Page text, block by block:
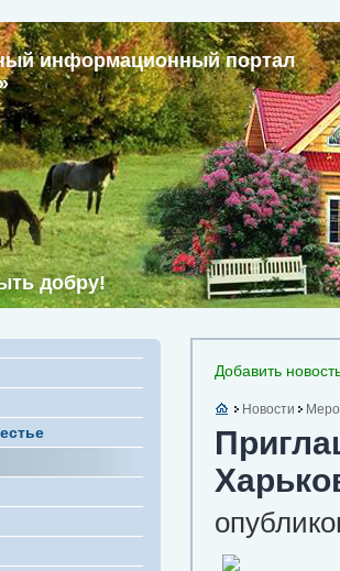
информационный портал
добру!
Добавить
Новости